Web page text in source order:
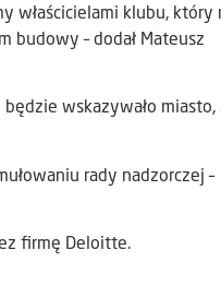
właścicielami klubu, który
budowy – dodał Mateusz
wskazywało miasto,
rady nadzorczej –
firmę Deloitte.